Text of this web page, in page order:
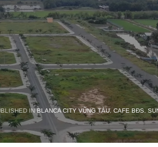
INBLANCA CITY VŨNG TÀU,CAFE BĐS